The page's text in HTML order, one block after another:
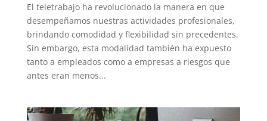
El teletrabajo ha revolucionado la manera en que
desempeñamos nuestras actividades profesionales,
brindando comodidad y flexibilidad sin precedentes.
Sin embargo, esta modalidad también ha expuesto
tanto a empleados como a empresas a riesgos que
antes eran menos...